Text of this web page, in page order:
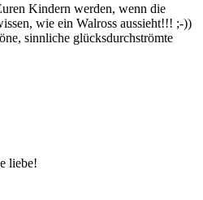
Kindern werden, wenn die
wie ein Walross aussieht!!! ;-))
sinnliche glücksdurchströmte
liebe!